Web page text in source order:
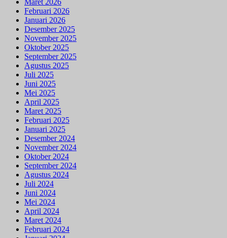
Februari 2026
Januari 2026
Desember 2025
November 2025
Oktober 2025
September 2025
Agustus 2025
Juli 2025
Juni 2025
Mei 2025
April 2025
Maret 2025
Februari 2025
Januari 2025
Desember 2024
November 2024
Oktober 2024
September 2024
Agustus 2024
Juli 2024
Juni 2024
Mei 2024
April 2024
Maret 2024
Februari 2024